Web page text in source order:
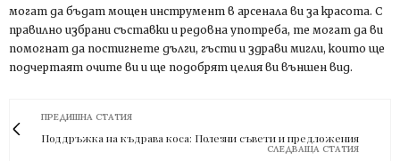
могат да бъдат мощен инструмент в арсенала ви за красота. С
правилно избрани съставки и редовна употреба, те могат да ви
помогнат да постигнете дълги, гъсти и здрави мигли, които ще
подчертаят очите ви и ще подобрят целия ви външен вид.
ПРЕДИШНА СТАТИЯ
Поддръжка на къдрава коса: Полезни съвети и предложения
СЛЕДВАЩА СТАТИЯ